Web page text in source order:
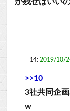
14: 2019/10/
>>10
3社共同企
w